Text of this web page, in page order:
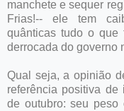
manchete e sequer
Frias!-- ele tem
quânticas tudo o
derrocada do governo
Qual seja, a opinião
referência positiva de
de outubro: seu peso